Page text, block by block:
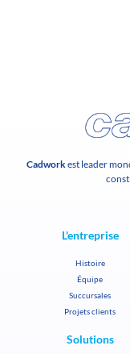
Cadwork est leader
L'entreprise
Histoire
Équipe
Succursales
Projets clients
Solutions